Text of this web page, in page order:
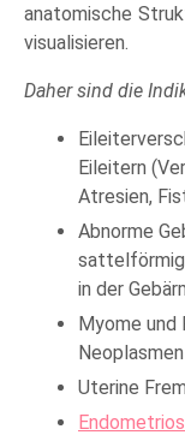
anatomische
visualisieren.
Daher sind die
Eileitern
Atresien,
Abnorme
in der
Myome und
Neoplasmen
Uterine